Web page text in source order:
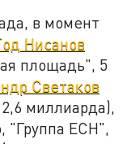
в момент
Нисанов
площадь", 5
Светаков
миллиарда),
"Группа ЕСН",